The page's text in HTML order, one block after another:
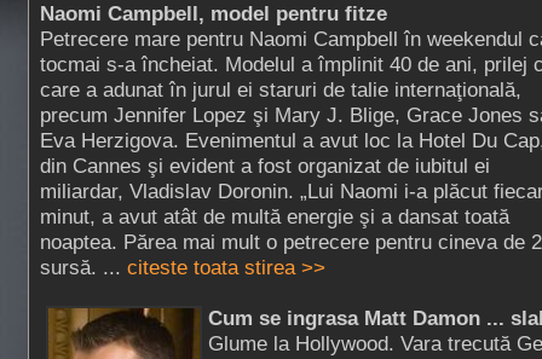
Naomi Campbell, model pentru fitze
Petrecere mare pentru Naomi Campbell în weekendul
tocmai s-a încheiat. Modelul a împlinit 40 de ani, prilej
care a adunat în jurul ei staruri de talie internaţională,
precum Jennifer Lopez şi Mary J. Blige, Grace Jones
Eva Herzigova. Evenimentul a avut loc la Hotel Du
din Cannes şi evident a fost organizat de iubitul ei
miliardar, Vladislav Doronin. „Lui Naomi i-a plăcut
minut, a avut atât de multă energie şi a dansat toată
noaptea. Părea mai mult o petrecere pentru cineva de
sursă. ... citeste toata stirea >>
Cum se ingrasa Matt Damon ...
Glume la Hollywood. Vara trecută